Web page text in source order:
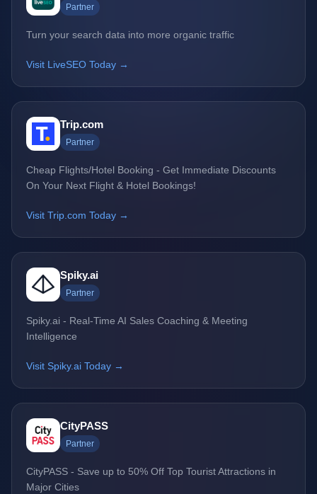
Partner
Turn your search data into more organic traffic
Visit LiveSEO Today →
Trip.com
Partner
Cheap Flights/Hotel Booking - Get Immediate Discounts
On Your Next Flight & Hotel Bookings!
Visit Trip.com Today →
Spiky.ai
Partner
Spiky.ai - Real-Time AI Sales Coaching & Meeting
Intelligence
Visit Spiky.ai Today →
CityPASS
Partner
CityPASS - Save up to 50% Off Top Tourist Attractions in
Major Cities